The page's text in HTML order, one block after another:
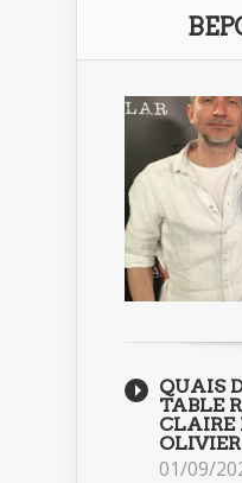
QUAIS
TABLE
CLAIRE
01/09/